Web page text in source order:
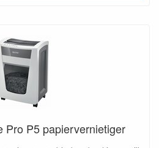
Pro P5 papiervernietiger